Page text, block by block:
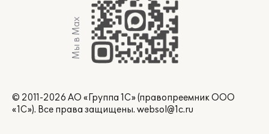
Мы в Max
© 2011-2026 АО «Группа 1С» (правопреемник ООО
«1С»). Все права защищены. websol@1c.ru